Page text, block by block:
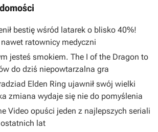
bestię wśród latarek o blisko 40%!
ratownicy medyczni
jesteś smokiem. The I of the Dragon to
do dziś niepowtarzalna gra
Elden Ring ujawnił swój wielki
zmiana wydaje się nie do pomyślenia
Video opuści jeden z najlepszych seriali
lat